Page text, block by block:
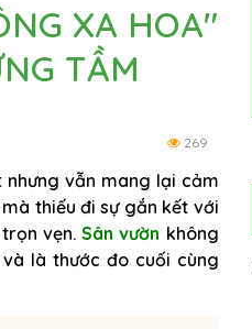
XA HOA"
TẦM
269
vẫn mang lại cảm
thiếu đi sự gắn kết với
vẹn.Sân vườn không
là thước đo cuối cùng